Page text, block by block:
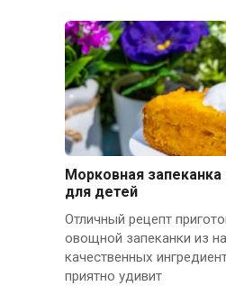
Морковная запеканка
для детей
Отличный рецепт
овощной запеканки из
качественных
приятно удивит